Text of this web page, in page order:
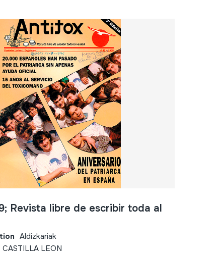
Revista libre de escribir toda al
Aldizkariak
CASTILLA LEON